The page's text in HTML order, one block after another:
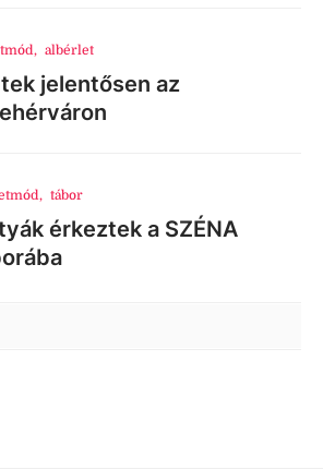
, albérlet
jelentősen az
, tábor
érkeztek a SZÉNA